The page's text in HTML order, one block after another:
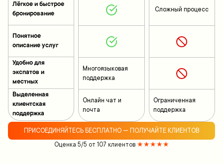
Лёгкое и быстрое
бронирование
Понятное
описание услуг
Удобно для
экспатов и
местных
Выделенная
клиентская
поддержка
Многоязыковая
поддержка
Онлайн чат и
почта
Сложный процесс
Ограниченная
поддержка
ПРИСОЕДИНЯЙТЕСЬ БЕСПЛАТНО — ПОЛУЧАЙТЕ КЛИЕНТОВ
Оценка 5/5 от 107 клиентов ★★★★★